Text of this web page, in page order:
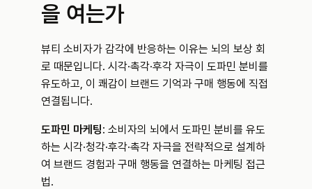
을 여는가
뷰티 소비자가 감각에 반응하는 이유는 뇌의 보상 회
로 때문입니다. 시각·촉각·후각 자극이 도파민 분비를
유도하고, 이 쾌감이 브랜드 기억과 구매 행동에 직접
연결됩니다.
도파민 마케팅: 소비자의 뇌에서 도파민 분비를 유도
하는 시각·청각·후각·촉각 자극을 전략적으로 설계하
여 브랜드 경험과 구매 행동을 연결하는 마케팅 접근
법.